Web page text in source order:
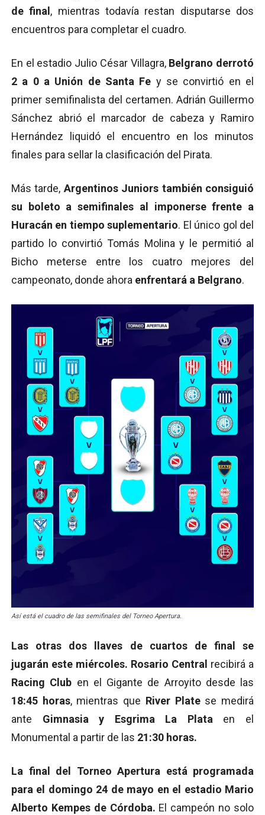
de final , mientras todavía restan disputarse dos
encuentros para completar el cuadro.
En el estadio Julio César Villagra,Belgrano derrotó
2 a 0 a Unión de Santa Fe y se convirtió en el
primer semifinalista del certamen. Adrián Guillermo
Sánchez abrió el marcador de cabeza y Ramiro
Hernández liquidó el encuentro en los minutos
finales para sellar la clasificación del Pirata.
Más tarde, Argentinos Juniors también consiguió
su boleto a semifinales al imponerse frente a
Huracán en tiempo suplementario. El único gol del
partido lo convirtió Tomás Molina y le permitió al
Bicho meterse entre los cuatro mejores del
campeonato, donde ahora enfrentará a Belgrano.
Así está el cuadro de las semifinales del Torneo Apertura.
Las otras dos llaves de cuartos de final se
jugarán este miércoles. Rosario Central recibirá a
Racing Club en el Gigante de Arroyito desde las
18:45 horas, mientras que River Platese medirá
ante Gimnasia y Esgrima La Plata en el
Monumental a partir de las 21:30 horas.
La final del Torneo Apertura está programada
para el domingo 24 de mayo en el estadio Mario
Alberto Kempes de Córdoba. El campeón no solo